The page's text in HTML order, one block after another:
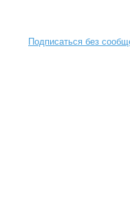
Подписаться без